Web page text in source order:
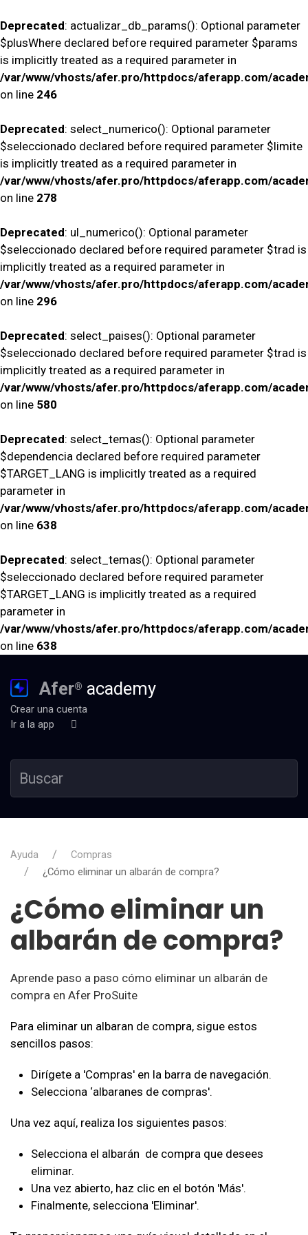
Deprecated: actualizar_db_params(): Optional parameter
$plusWhere declared before required parameter $params
is implicitly treated as a required parameter in
/var/www/vhosts/afer.pro/httpdocs/aferapp.com/
on line 246
Deprecated: select_numerico(): Optional parameter
$seleccionado declared before required parameter $limite
is implicitly treated as a required parameter in
/var/www/vhosts/afer.pro/httpdocs/aferapp.com/
on line 278
Deprecated: ul_numerico(): Optional parameter
$seleccionado declared before required parameter $trad is
implicitly treated as a required parameter in
/var/www/vhosts/afer.pro/httpdocs/aferapp.com/
on line 296
Deprecated: select_paises(): Optional parameter
$seleccionado declared before required parameter $trad is
implicitly treated as a required parameter in
/var/www/vhosts/afer.pro/httpdocs/aferapp.com/
on line 580
Deprecated: select_temas(): Optional parameter
$dependencia declared before required parameter
$TARGET_LANG is implicitly treated as a required
parameter in
/var/www/vhosts/afer.pro/httpdocs/aferapp.com/
on line 638
Deprecated: select_temas(): Optional parameter
$seleccionado declared before required parameter
$TARGET_LANG is implicitly treated as a required
parameter in
/var/www/vhosts/afer.pro/httpdocs/aferapp.com/
on line 638
Afer® academy
Crear una cuenta
Ir a la app
Ayuda
Compras
¿Cómo eliminar un albarán de compra?
¿Cómo eliminar un
albarán de compra?
Aprende paso a paso cómo eliminar un albarán de
compra en Afer ProSuite
Para eliminar un albaran de compra, sigue estos
sencillos pasos:
Dirígete a 'Compras' en la barra de navegación.
Selecciona ‘albaranes de compras'.
Una vez aquí, realiza los siguientes pasos:
Selecciona el albarán de compra que desees
eliminar.
Una vez abierto, haz clic en el botón 'Más'.
Finalmente, selecciona 'Eliminar'.